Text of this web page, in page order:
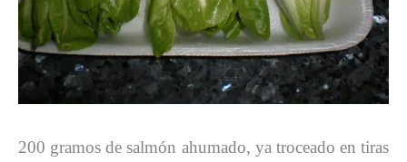
200 gramos de salmón ahumado, ya troceado en tiras